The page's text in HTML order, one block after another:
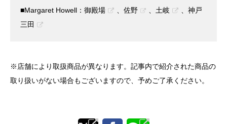
■Margaret Howell： 御殿場 佐野 土岐
神戸
三田
※店舗により取扱商品が異なります。記事内で紹介された商品の
取り扱いがない場合もございますので、予めご了承ください。